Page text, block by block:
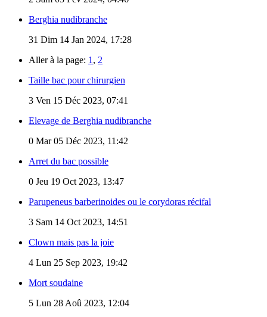
Berghia nudibranche
31 Dim 14 Jan 2024, 17:28
Aller à la page: 1 , 2
Taille bac pour chirurgien
3 Ven 15 Déc 2023, 07:41
Elevage de Berghia nudibranche
0 Mar 05 Déc 2023, 11:42
Arret du bac possible
0 Jeu 19 Oct 2023, 13:47
Parupeneus barberinoides ou le corydoras récifal
3 Sam 14 Oct 2023, 14:51
Clown mais pas la joie
4 Lun 25 Sep 2023, 19:42
Mort soudaine
5 Lun 28 Aoû 2023, 12:04